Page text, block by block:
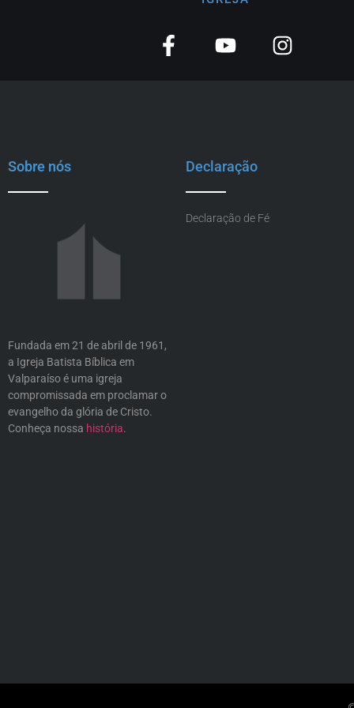
Sobre nós
Fundada em 21 de abril de 1961,
a Igreja Batista Bíblica em
Valparaíso é uma igreja
compromissada em proclamar o
evangelho da glória de Cristo.
Conheça nossa história.
Declaração
Declaração de Fé